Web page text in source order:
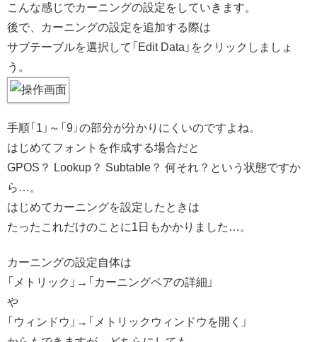
こんな感じでカーニングの設定をしていきます。
後で、カーニングの設定を追加する際は
サブテーブルを選択して「Edit Data」をクリックしましょ
う。
手順「1」～「9」の部分が分かりにくいのですよね。
はじめてフォントを作成する場合だと
GPOS？ Lookup？ Subtable？ 何それ？という状態ですか
ら…。
はじめてカーニングを設定したときは
たったこれだけのことに1日もかかりました…。
カーニングの設定自体は
「メトリック」→「カーニングペアの詳細」
や
「ウィンドウ」→「メトリックウィンドウを開く」